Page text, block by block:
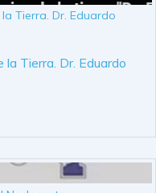
la Tierra. Dr. Eduardo